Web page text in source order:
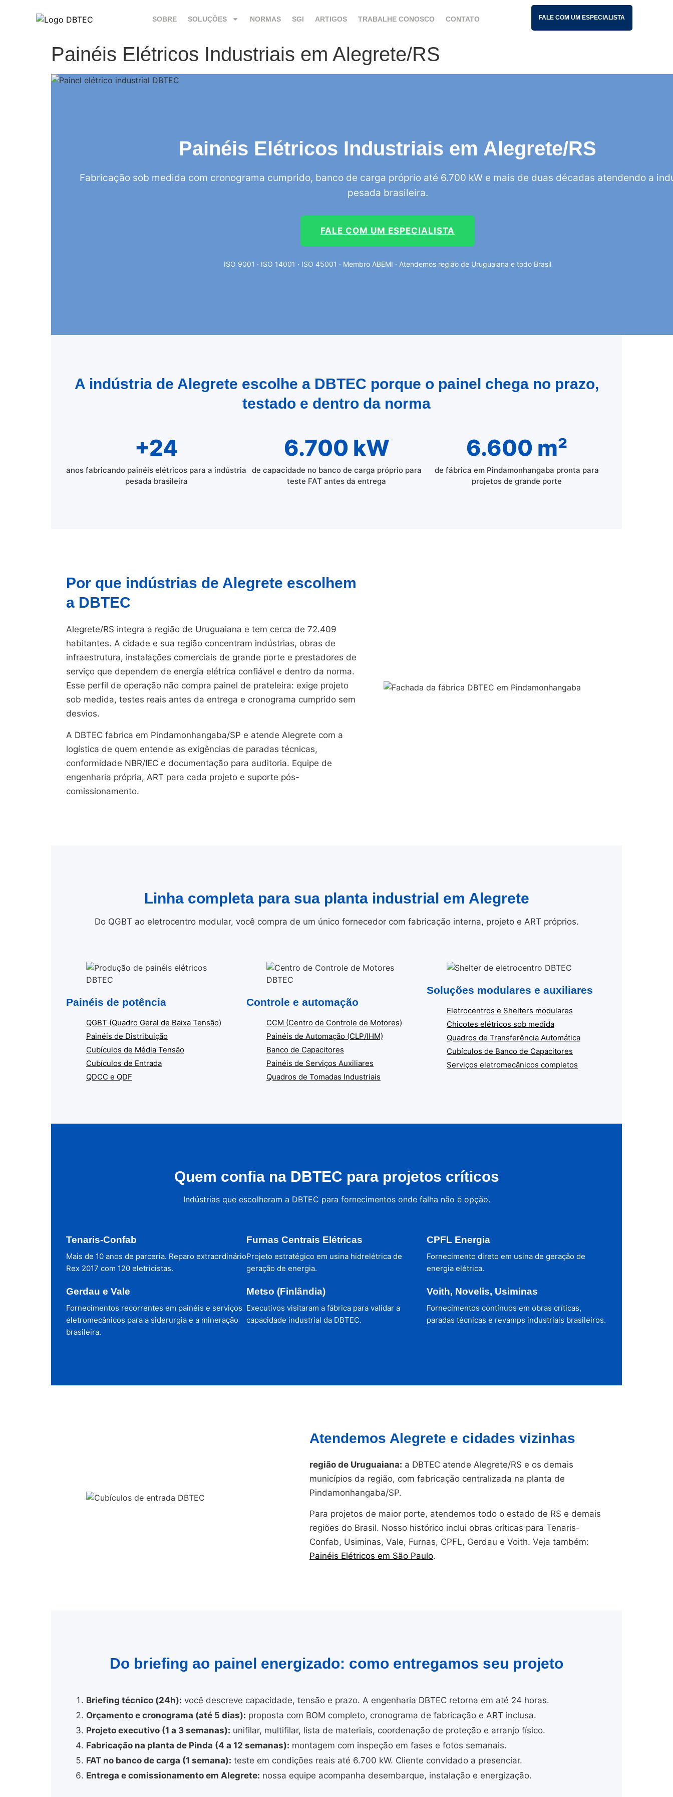
SOBRE SOLUÇÕES NORMAS SGI ARTIGOS TRABALHE CONOSCO CONTATO FALE COM UM ESPECIALISTA
Painéis Elétricos Industriais em Alegrete/RS
Painéis Elétricos Industriais em Alegrete/RS
Fabricação sob medida com cronograma cumprido, banco de carga próprio até 6.700 kW e mais de duas décadas atendendo a
pesada brasileira.
FALE COM UM ESPECIALISTA
ISO 9001 · ISO 14001 · ISO 45001 · Membro ABEMI · Atendemos região de Uruguaiana e todo Brasil
A indústria de Alegrete escolhe a DBTEC porque o painel chega no prazo,
testado e dentro da norma
+24
anos fabricando painéis elétricos para a indústria
pesada brasileira
6.700 kW
de capacidade no banco de carga próprio para
teste FAT antes da entrega
6.600 m²
de fábrica em Pindamonhangaba pronta para
projetos de grande porte
Por que indústrias de Alegrete escolhem
a DBTEC
Alegrete/RS integra a região de Uruguaiana e tem cerca de 72.409
habitantes. A cidade e sua região concentram indústrias, obras de
infraestrutura, instalações comerciais de grande porte e prestadores de
serviço que dependem de energia elétrica confiável e dentro da norma.
Esse perfil de operação não compra painel de prateleira: exige projeto
sob medida, testes reais antes da entrega e cronograma cumprido sem
desvios.
A DBTEC fabrica em Pindamonhangaba/SP e atende Alegrete com a
logística de quem entende as exigências de paradas técnicas,
conformidade NBR/IEC e documentação para auditoria. Equipe de
engenharia própria, ART para cada projeto e suporte pós-
comissionamento.
Linha completa para sua planta industrial em Alegrete
Do QGBT ao eletrocentro modular, você compra de um único fornecedor com fabricação interna, projeto e ART próprios.
Painéis de potência
QGBT (Quadro Geral de Baixa Tensão)
Painéis de Distribuição
Cubículos de Média Tensão
Cubículos de Entrada
QDCC e QDF
Controle e automação
CCM (Centro de Controle de Motores)
Painéis de Automação (CLP/IHM)
Banco de Capacitores
Painéis de Serviços Auxiliares
Quadros de Tomadas Industriais
Soluções modulares e auxiliares
Eletrocentros e Shelters modulares
Chicotes elétricos sob medida
Quadros de Transferência Automática
Cubículos de Banco de Capacitores
Serviços eletromecânicos completos
Quem confia na DBTEC para projetos críticos
Indústrias que escolheram a DBTEC para fornecimentos onde falha não é opção.
Tenaris-Confab
Mais de 10 anos de parceria. Reparo extraordinário
Rex 2017 com 120 eletricistas.
Furnas Centrais Elétricas
Projeto estratégico em usina hidrelétrica de
geração de energia.
CPFL Energia
Fornecimento direto em usina de geração de
energia elétrica.
Gerdau e Vale
Fornecimentos recorrentes em painéis e serviços
eletromecânicos para a siderurgia e a mineração
brasileira.
Metso (Finlândia)
Executivos visitaram a fábrica para validar a
capacidade industrial da DBTEC.
Voith, Novelis, Usiminas
Fornecimentos contínuos em obras críticas,
paradas técnicas e revamps industriais brasileiros.
Atendemos Alegrete e cidades vizinhas
região de Uruguaiana: a DBTEC atende Alegrete/RS e os demais
municípios da região, com fabricação centralizada na planta de
Pindamonhangaba/SP.
Para projetos de maior porte, atendemos todo o estado de RS e demais
regiões do Brasil. Nosso histórico inclui obras críticas para Tenaris-
Confab, Usiminas, Vale, Furnas, CPFL, Gerdau e Voith. Veja também:
Painéis Elétricos em São Paulo.
Do briefing ao painel energizado: como entregamos seu projeto
Briefing técnico (24h): você descreve capacidade, tensão e prazo. A engenharia DBTEC retorna em até 24 horas.
Orçamento e cronograma (até 5 dias): proposta com BOM completo, cronograma de fabricação e ART inclusa.
Projeto executivo (1 a 3 semanas): unifilar, multifilar, lista de materiais, coordenação de proteção e arranjo físico.
Fabricação na planta de Pinda (4 a 12 semanas): montagem com inspeção em fases e fotos semanais.
FAT no banco de carga (1 semana): teste em condições reais até 6.700 kW. Cliente convidado a presenciar.
Entrega e comissionamento em Alegrete: nossa equipe acompanha desembarque, instalação e energização.